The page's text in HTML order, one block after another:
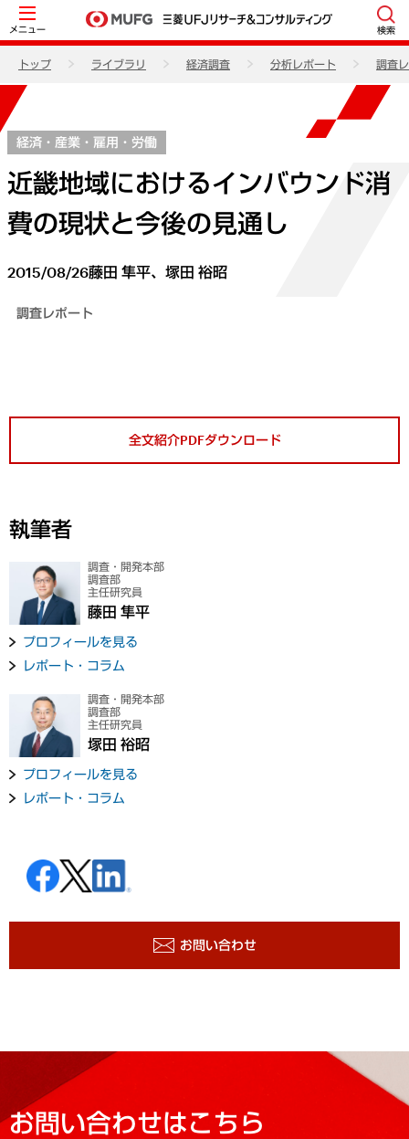
メニュー 検索
トップ ライブラリ 経済調査 分析レポート 調査
経済・産業・雇用・労働
近畿地域におけるインバウンド消
費の現状と今後の見通し
2015/08/26藤田 隼平、塚田 裕昭
調査レポート
全文紹介PDFダウンロード
執筆者
調査・開発本部
調査部
主任研究員
藤田 隼平
プロフィールを見る
レポート・コラム
調査・開発本部
調査部
主任研究員
塚田 裕昭
プロフィールを見る
レポート・コラム
お問い合わせ
お問い合わせはこちら